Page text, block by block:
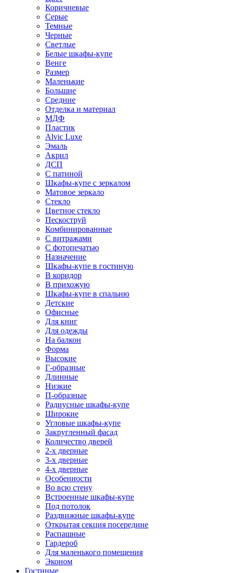
Коричневые
Серые
Темные
Черные
Светлые
Белые шкафы-купе
Венге
Размер
Маленькие
Большие
Средние
Отделка и материал
МДФ
Пластик
Alvic Luxe
Эмаль
Акрил
ДСП
С патиной
Шкафы-купе с зеркалом
Матовое зеркало
Стекло
Цветное стекло
Пескоструй
Комбинированные
С витражами
С фотопечатью
Назначение
Шкафы-купе в гостиную
В коридор
В прихожую
Шкафы-купе в спальню
Детские
Офисные
Для книг
Для одежды
На балкон
Форма
Высокие
Г-образные
Длинные
Низкие
П-образные
Радиусные шкафы-купе
Широкие
Угловые шкафы-купе
Закругленный фасад
Количество дверей
2-х дверные
3-х дверные
4-х дверные
Особенности
Во всю стену
Встроенные шкафы-купе
Под потолок
Раздвижные шкафы-купе
Открытая секция посередине
Распашные
Гардероб
Для маленького помещения
Эконом
Гостиные